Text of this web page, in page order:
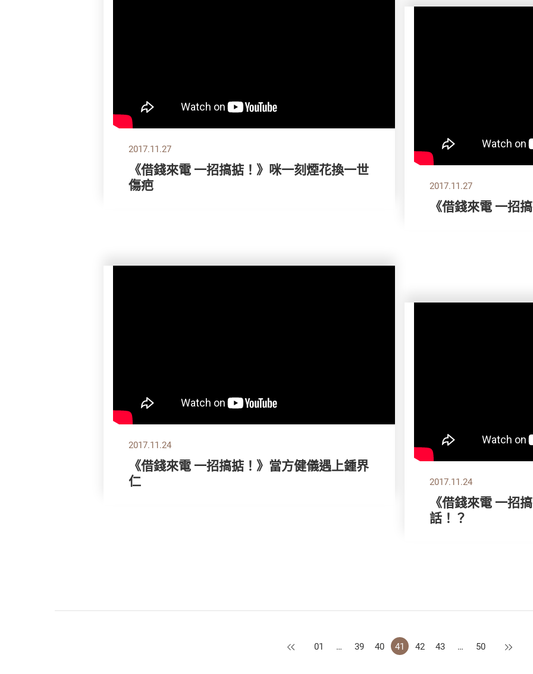
2017.11.27
《借錢來電 一招搞掂！》咪一刻煙花換一世
傷疤
2017.11.27
《借錢來電 一招
2017.11.24
《借錢來電 一招搞掂！》當方健儀遇上鍾界
仁
2017.11.24
《借錢來電 一招
話！？
上一頁
01 … 39 40 41 42 43 … 50 下一頁